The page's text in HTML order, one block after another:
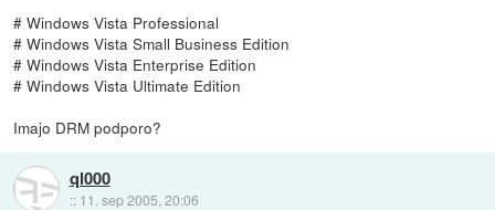
# Windows Vista Professional
# Windows Vista Small Business Edition
# Windows Vista Enterprise Edition
# Windows Vista Ultimate Edition
Imajo DRM podporo?
ql000
:: 11. sep 2005, 20:06